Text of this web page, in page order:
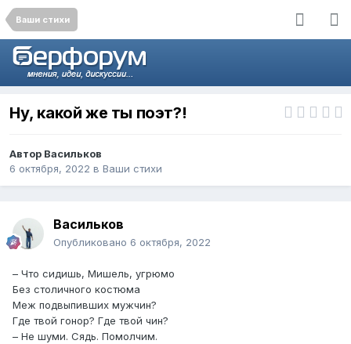
Ваши стихи
Ну, какой же ты поэт?!
Автор Васильков
6 октября, 2022 в Ваши стихи
Васильков
Опубликовано 6 октября, 2022
– Что сидишь, Мишель, угрюмо
Без столичного костюма
Меж подвыпивших мужчин?
Где твой гонор? Где твой чин?
– Не шуми. Сядь. Помолчим.